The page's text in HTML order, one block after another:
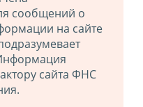
сообщений о
на сайте
сайта ФНС